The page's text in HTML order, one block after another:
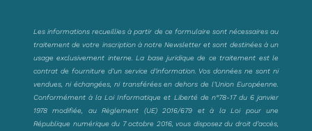
Les informations recueillies à partir de ce formulaire sont nécessaires au
traitement de votre inscription à notre Newsletter et sont destinées à un
usage exclusivement interne. La base juridique de ce traitement est le
contrat de fourniture d’un service d’information. Vos données ne sont ni
vendues, ni échangées, ni transférées en dehors de l’Union Européenne.
Conformément à la Loi Informatique et Liberté de n°78-17 du 6 janvier
1978 modifiée, au Règlement (UE) 2016/679 et à la Loi pour une
République numérique du 7 octobre 2016, vous disposez du droit d’accès,